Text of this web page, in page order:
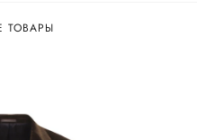
ТОВАРЫ